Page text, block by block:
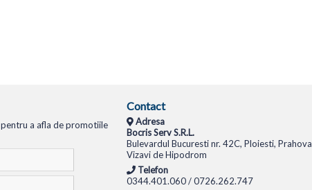
pentru a afla de promotiile
Contact
Adresa
Bocris Serv S.R.L.
Bulevardul Bucuresti nr. 42C, Ploiesti, Prahova
Vizavi de Hipodrom
Telefon
0344.401.060 / 0726.262.747